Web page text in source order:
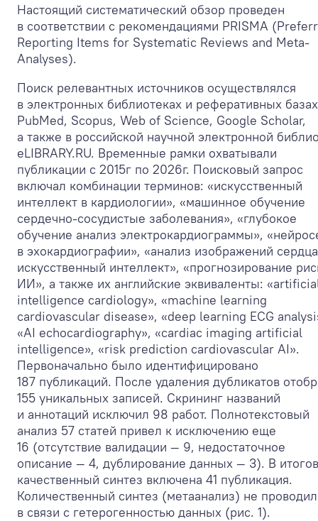
Настоящий систематический обзор проведен
в соответствии с рекомендациями PRISMA
Reporting Items for Systematic Reviews and Meta-
Analyses).
Поиск релевантных источников осуществлялся
в электронных библиотеках и реферативных
PubMed, Scopus, Web of Science, Google Scholar,
а также в российской научной электронной
eLIBRARY.RU. Временные рамки охватывали
публикации с 2015г по 2026г. Поисковый запрос
включал комбинации терминов: «искусственный
интеллект в кардиологии», «машинное обучение
сердечно-сосудистые заболевания», «глубокое
обучение анализ электрокардиограммы»,
в эхокардиографии», «анализ изображений сердца
искусственный интеллект», «прогнозирование
ИИ», а также их английские эквиваленты:
intelligence cardiology», «machine learning
cardiovascular disease», «deep learning ECG
«AI echocardiography», «cardiac imaging artificial
intelligence», «risk prediction cardiovascular AI».
Первоначально было идентифицировано
187 публикаций. После удаления дубликатов
155 уникальных записей. Скрининг названий
и аннотаций исключил 98 работ. Полнотекстовый
анализ 57 статей привел к исключению еще
16 (отсутствие валидации — 9, недостаточное
описание — 4, дублирование данных — 3). В
качественный синтез включена 41 публикация.
Количественный синтез (метаанализ) не
в связи с гетерогенностью данных (рис. 1).